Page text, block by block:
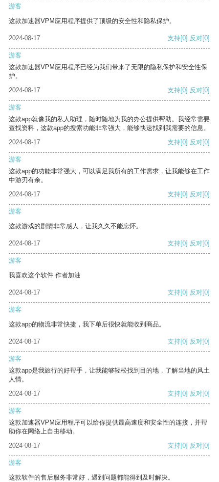
游客
这款加速器VPM应用程序提供了顶级的安全性和隐私保护。
2024-08-17 支持[0] 反对[0]
游客
这款加速器VPM应用程序已经为我们带来了无限的隐私保护和安全性保
护。
2024-08-17
支持[0] 反对[0]
游客
这款app就像我的私人助理，随时随地为我的办公提供帮助。我经常需要
查找资料，这款app的搜索功能非常强大，能够快速找到我需要的信息。
2024-08-17
支持[0] 反对[0]
游客
这款app的功能非常强大，可以满足我所有的工作需求，让我能够在工作
中游刃有余。
2024-08-17
支持[0] 反对[0]
游客
这款游戏的剧情非常感人，让我久久不能忘怀。
2024-08-17 支持[0] 反对[0]
游客
我喜欢这个软件 作者加油
2024-08-17 支持[0] 反对[0]
游客
这款app的物流非常快捷，我下单后很快就能收到商品。
2024-08-17 支持[0] 反对[0]
游客
这款app是我旅行的好帮手，让我能够轻松找到目的地，了解当地的风土
人情。
2024-08-17
支持[0] 反对[0]
游客
这款加速器VPM应用程序可以给你提供最高速度和安全性的连接，并帮
助你在网络上自由移动。
2024-08-17
支持[0] 反对[0]
游客
这款软件的售后服务非常好，遇到问题都能得到及时解决。